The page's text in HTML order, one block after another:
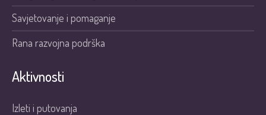
Savjetovanje i pomaganje
Rana razvojna podrška
Aktivnosti
Izleti i putovanja